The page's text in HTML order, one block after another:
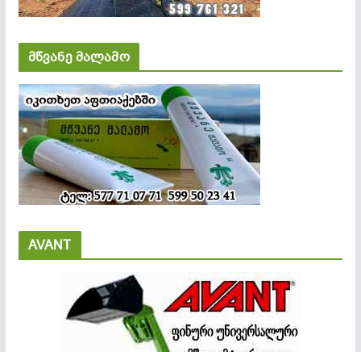
მწვანე მალამო
AVANT